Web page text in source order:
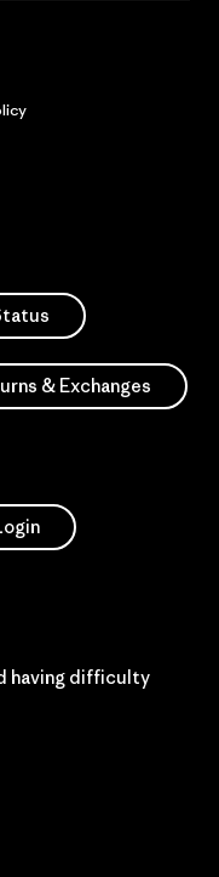
& Exchanges
having difficulty